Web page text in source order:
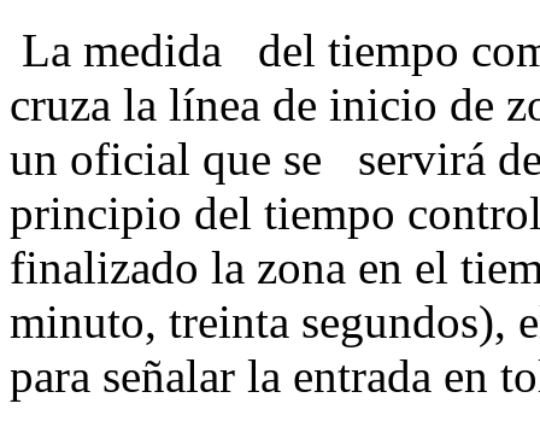
La medida del tiempo
cruza la línea de inicio de
un oficial que se servirá
principio del tiempo
finalizado la zona en el
minuto, treinta
para señalar la entrada